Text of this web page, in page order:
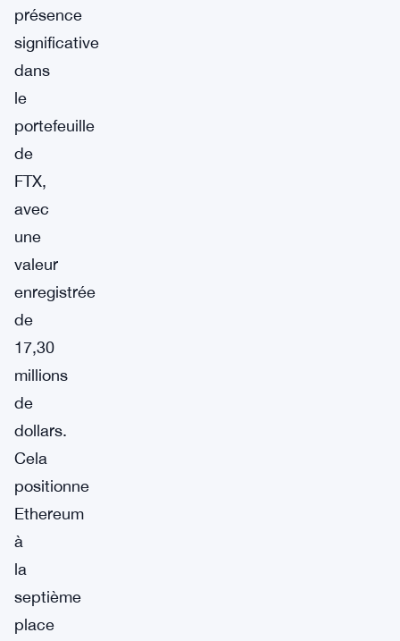
présence
significative
dans
le
portefeuille
de
FTX,
avec
une
valeur
enregistrée
de
17,30
millions
de
dollars.
Cela
positionne
Ethereum
à
la
septième
place